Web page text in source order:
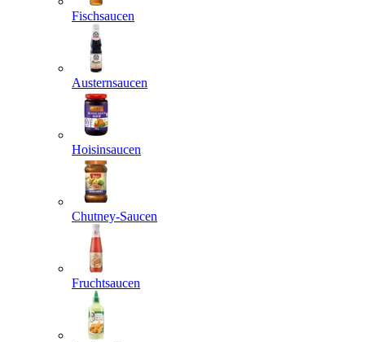
Fischsaucen
Austernsaucen
Hoisinsaucen
Chutney-Saucen
Fruchtsaucen